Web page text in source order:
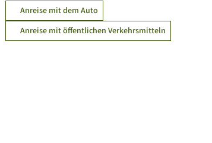
Anreise mit dem Auto
Anreise mit öffentlichen Verkehrsmitteln